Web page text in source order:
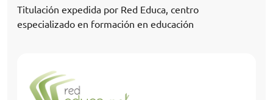
Titulación expedida por Red Educa, centro
especializado en formación en educación